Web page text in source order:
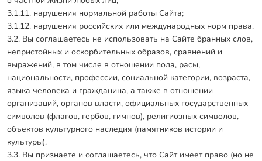
3.1.11. нарушения нормальной работы Сайта;
3.1.12. нарушения российских или международных норм права.
3.2. Вы соглашаетесь не использовать на Сайте бранных слов,
непристойных и оскорбительных образов, сравнений и
выражений, в том числе в отношении пола, расы,
национальности, профессии, социальной категории, возраста,
языка человека и гражданина, а также в отношении
организаций, органов власти, официальных государственных
символов (флагов, гербов, гимнов), религиозных символов,
объектов культурного наследия (памятников истории и
культуры).
3.3. Вы признаете и соглашаетесь, что Сайт имеет право (но не